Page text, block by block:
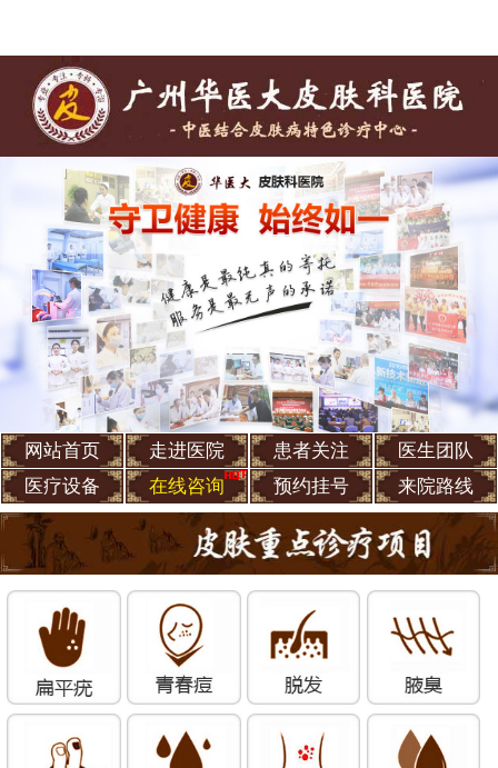
网站首页 走进医院 患者关注
医生团队
医疗设备
在线咨询 预约挂号 来院路线